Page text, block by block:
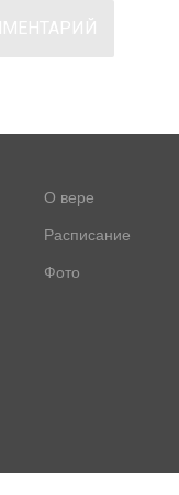
О вере
Расписание
Фото